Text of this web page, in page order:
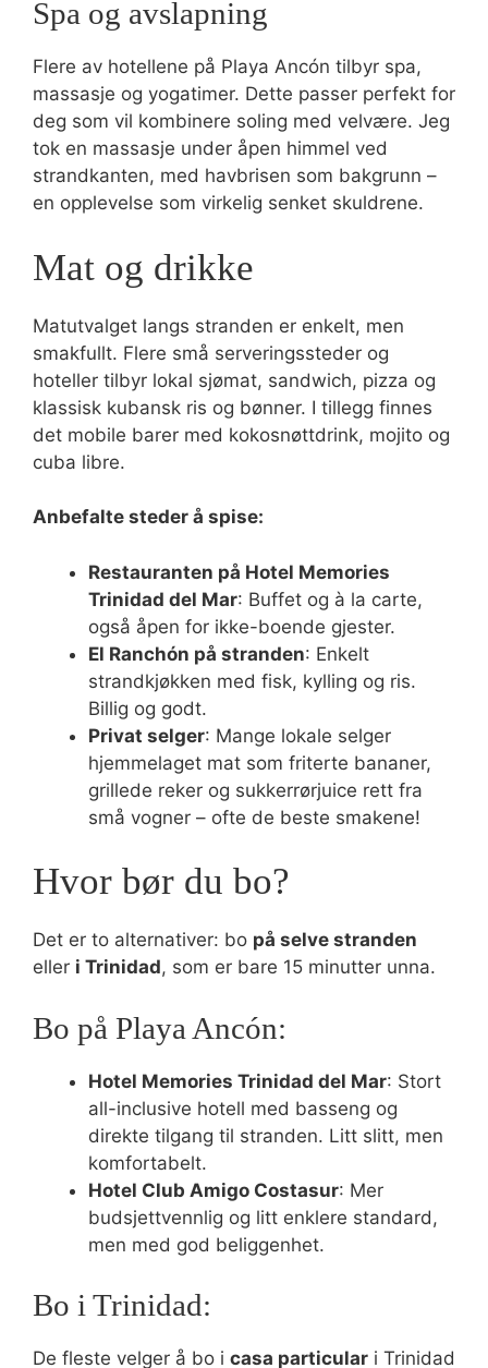
Spa og avslapning
Flere av hotellene på Playa Ancón tilbyr spa,
massasje og yogatimer. Dette passer perfekt for
deg som vil kombinere soling med velvære. Jeg
tok en massasje under åpen himmel ved
strandkanten, med havbrisen som bakgrunn –
en opplevelse som virkelig senket skuldrene.
Mat og drikke
Matutvalget langs stranden er enkelt, men
smakfullt. Flere små serveringssteder og
hoteller tilbyr lokal sjømat, sandwich, pizza og
klassisk kubansk ris og bønner. I tillegg finnes
det mobile barer med kokosnøttdrink, mojito og
cuba libre.
Anbefalte steder å spise:
Restauranten på Hotel Memories
Trinidad del Mar: Buffet og à la carte,
også åpen for ikke-boende gjester.
El Ranchón på stranden: Enkelt
strandkjøkken med fisk, kylling og ris.
Billig og godt.
Privat selger: Mange lokale selger
hjemmelaget mat som friterte bananer,
grillede reker og sukkerrørjuice rett fra
små vogner – ofte de beste smakene!
Hvor bør du bo?
Det er to alternativer: bo på selve stranden
eller i Trinidad, som er bare 15 minutter unna.
Bo på Playa Ancón:
Hotel Memories Trinidad del Mar: Stort
all-inclusive hotell med basseng og
direkte tilgang til stranden. Litt slitt, men
komfortabelt.
Hotel Club Amigo Costasur: Mer
budsjettvennlig og litt enklere standard,
men med god beliggenhet.
Bo i Trinidad:
De fleste velger å bo i casa particular i Trinidad